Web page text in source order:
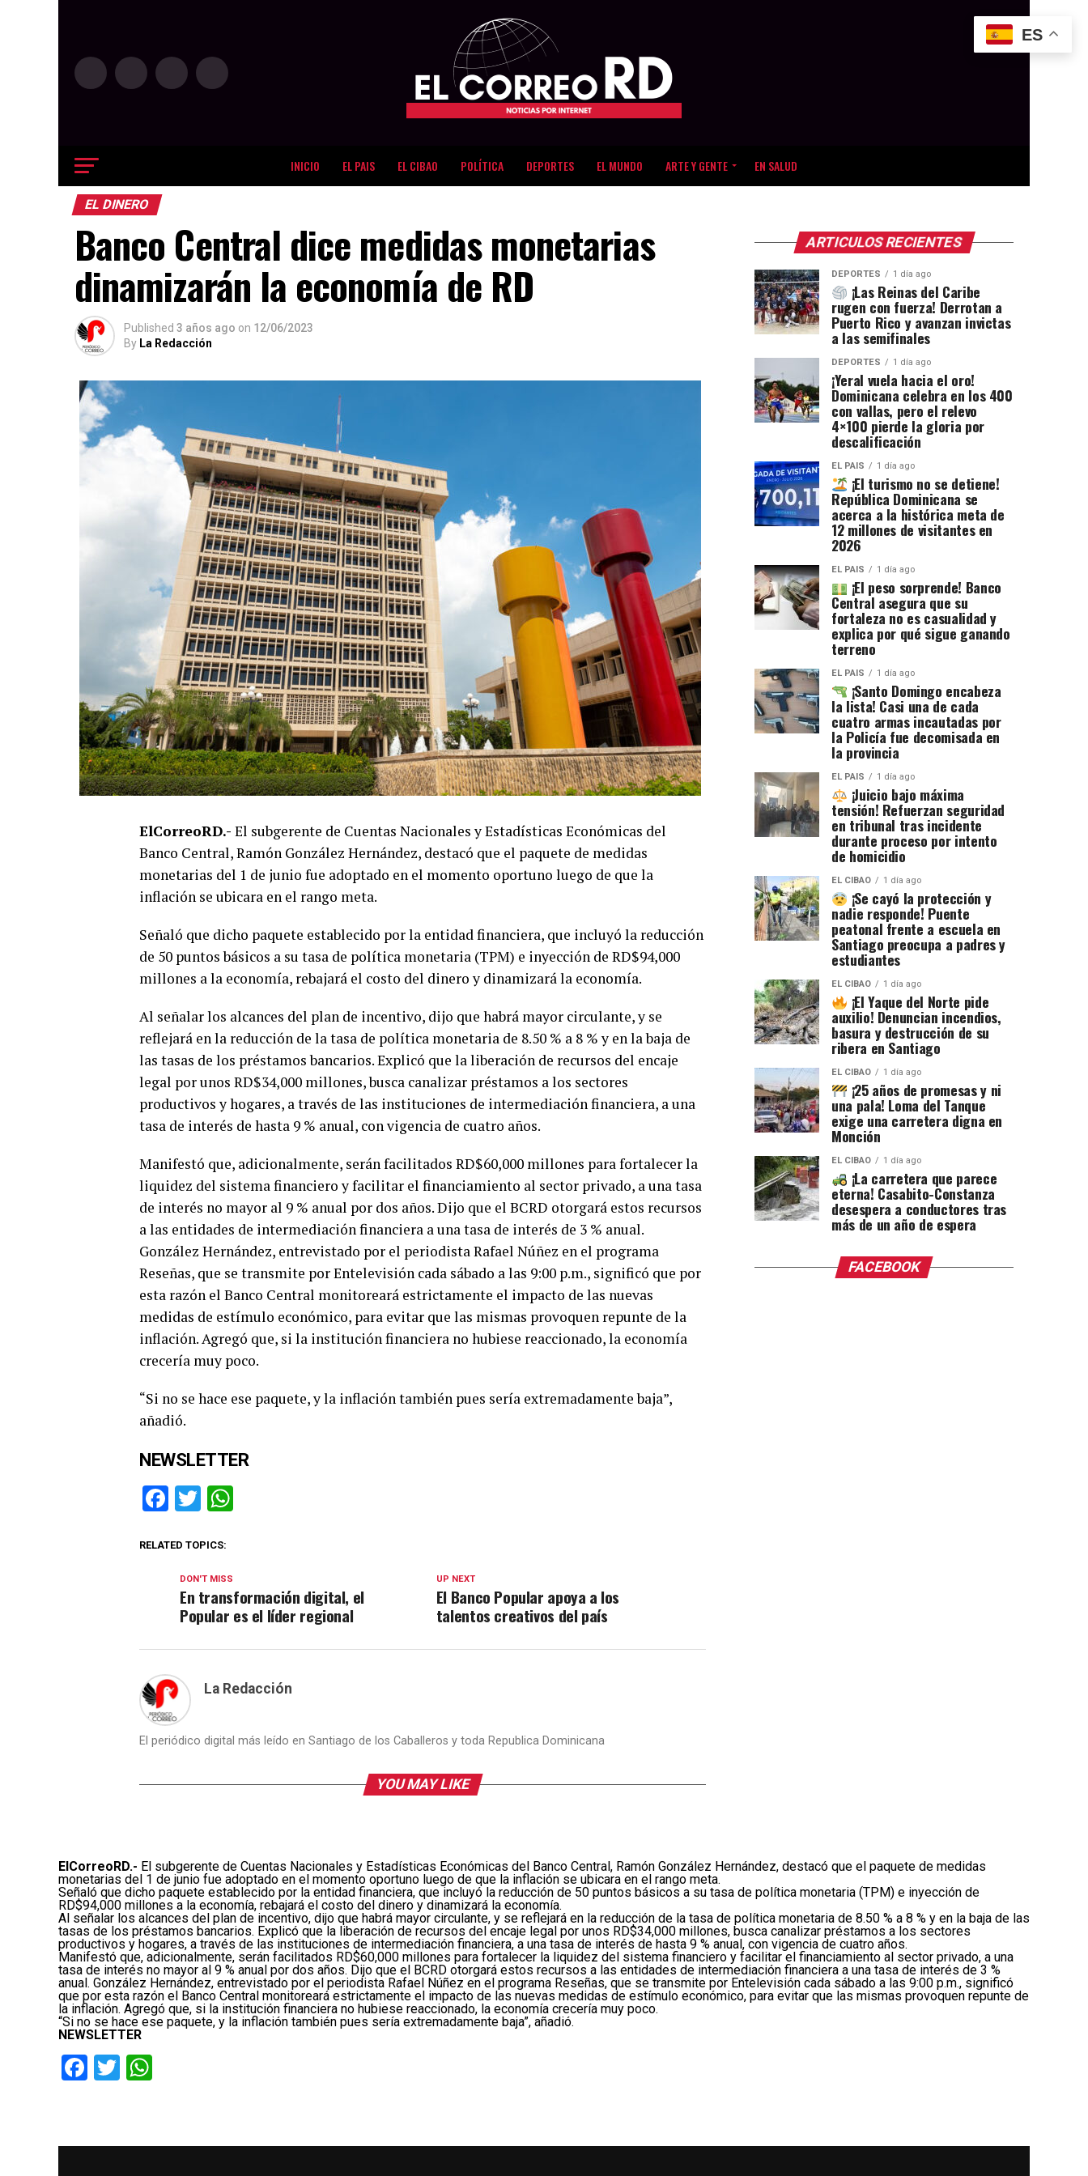
INICIO EL PAIS EL CIBAO POLÍTICA DEPORTES EL MUNDO ARTE Y GENTE EN SALUD
EL DINERO
Banco Central dice medidas monetarias
dinamizarán la economía de RD
Published 3 años ago on 12/06/2023
By La Redacción
ElCorreoRD.- El subgerente de Cuentas Nacionales y Estadísticas Económicas del
Banco Central, Ramón González Hernández, destacó que el paquete de medidas
monetarias del 1 de junio fue adoptado en el momento oportuno luego de que la
inflación se ubicara en el rango meta.
Señaló que dicho paquete establecido por la entidad financiera, que incluyó la reducción
de 50 puntos básicos a su tasa de política monetaria (TPM) e inyección de RD$94,000
millones a la economía, rebajará el costo del dinero y dinamizará la economía.
Al señalar los alcances del plan de incentivo, dijo que habrá mayor circulante, y se
reflejará en la reducción de la tasa de política monetaria de 8.50 % a 8 % y en la baja de
las tasas de los préstamos bancarios. Explicó que la liberación de recursos del encaje
legal por unos RD$34,000 millones, busca canalizar préstamos a los sectores
productivos y hogares, a través de las instituciones de intermediación financiera, a una
tasa de interés de hasta 9 % anual, con vigencia de cuatro años.
Manifestó que, adicionalmente, serán facilitados RD$60,000 millones para fortalecer la
liquidez del sistema financiero y facilitar el financiamiento al sector privado, a una tasa
de interés no mayor al 9 % anual por dos años. Dijo que el BCRD otorgará estos recursos
a las entidades de intermediación financiera a una tasa de interés de 3 % anual.
González Hernández, entrevistado por el periodista Rafael Núñez en el programa
Reseñas, que se transmite por Entelevisión cada sábado a las 9:00 p.m., significó que por
esta razón el Banco Central monitoreará estrictamente el impacto de las nuevas
medidas de estímulo económico, para evitar que las mismas provoquen repunte de la
inflación. Agregó que, si la institución financiera no hubiese reaccionado, la economía
crecería muy poco.
“Si no se hace ese paquete, y la inflación también pues sería extremadamente baja”,
añadió.
NEWSLETTER
Facebook
Twitter
RELATED TOPICS:
UP NEXT
El Banco Popular apoya a los
talentos creativos del país
DON'T MISS
En transformación digital, el
Popular es el líder regional
La Redacción
El periódico digital más leído en Santiago de los Caballeros y toda Republica Dominicana
YOU MAY LIKE
ARTICULOS RECIENTES
DEPORTES 1 día ago
¡Las Reinas del Caribe
rugen con fuerza! Derrotan a
Puerto Rico y avanzan invictas
a las semifinales
DEPORTES 1 día ago
¡Yeral vuela hacia el oro!
Dominicana celebra en los 400
con vallas, pero el relevo
4×100 pierde la gloria por
descalificación
EL PAIS 1 día ago
¡El turismo no se detiene!
República Dominicana se
acerca a la histórica meta de
12 millones de visitantes en
2026
EL PAIS 1 día ago
¡El peso sorprende! Banco
Central asegura que su
fortaleza no es casualidad y
explica por qué sigue ganando
terreno
EL PAIS 1 día ago
¡Santo Domingo encabeza
la lista! Casi una de cada
cuatro armas incautadas por
la Policía fue decomisada en
la provincia
EL PAIS 1 día ago
¡Juicio bajo máxima
tensión! Refuerzan seguridad
en tribunal tras incidente
durante proceso por intento
de homicidio
EL CIBAO 1 día ago
¡Se cayó la protección y
nadie responde! Puente
peatonal frente a escuela en
Santiago preocupa a padres y
estudiantes
EL CIBAO 1 día ago
¡El Yaque del Norte pide
auxilio! Denuncian incendios,
basura y destrucción de su
ribera en Santiago
EL CIBAO 1 día ago
¡25 años de promesas y ni
una pala! Loma del Tanque
exige una carretera digna en
Monción
EL CIBAO 1 día ago
¡La carretera que parece
eterna! Casabito-Constanza
desespera a conductores tras
más de un año de espera
FACEBOOK
ElCorreoRD.- El subgerente de Cuentas Nacionales y Estadísticas Económicas del Banco Central, Ramón González Hernández, destacó que el paquete de medidas
monetarias del 1 de junio fue adoptado en el momento oportuno luego de que la inflación se ubicara en el rango meta.
Señaló que dicho paquete establecido por la entidad financiera, que incluyó la reducción de 50 puntos básicos a su tasa de política monetaria (TPM) e inyección de
RD$94,000 millones a la economía, rebajará el costo del dinero y dinamizará la economía.
Al señalar los alcances del plan de incentivo, dijo que habrá mayor circulante, y se reflejará en la reducción de la tasa de política monetaria de 8.50 % a 8 % y en la baja de las
tasas de los préstamos bancarios. Explicó que la liberación de recursos del encaje legal por unos RD$34,000 millones, busca canalizar préstamos a los sectores
productivos y hogares, a través de las instituciones de intermediación financiera, a una tasa de interés de hasta 9 % anual, con vigencia de cuatro años.
Manifestó que, adicionalmente, serán facilitados RD$60,000 millones para fortalecer la liquidez del sistema financiero y facilitar el financiamiento al sector privado, a una
tasa de interés no mayor al 9 % anual por dos años. Dijo que el BCRD otorgará estos recursos a las entidades de intermediación financiera a una tasa de interés de 3 %
anual. González Hernández, entrevistado por el periodista Rafael Núñez en el programa Reseñas, que se transmite por Entelevisión cada sábado a las 9:00 p.m., significó
que por esta razón el Banco Central monitoreará estrictamente el impacto de las nuevas medidas de estímulo económico, para evitar que las mismas provoquen repunte de
la inflación. Agregó que, si la institución financiera no hubiese reaccionado, la economía crecería muy poco.
“Si no se hace ese paquete, y la inflación también pues sería extremadamente baja”, añadió.
NEWSLETTER
Facebook
Twitter
ES